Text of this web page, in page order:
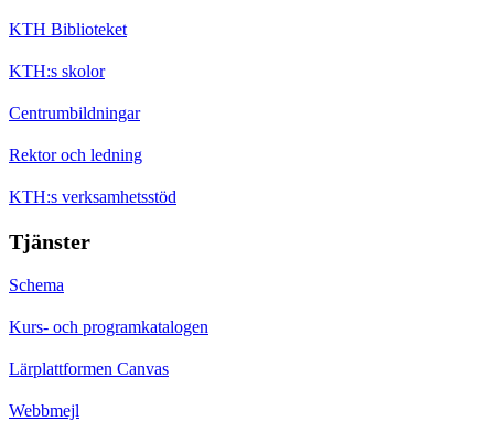
KTH Biblioteket
KTH:s skolor
Centrumbildningar
Rektor och ledning
KTH:s verksamhetsstöd
Tjänster
Schema
Kurs- och programkatalogen
Lärplattformen Canvas
Webbmejl